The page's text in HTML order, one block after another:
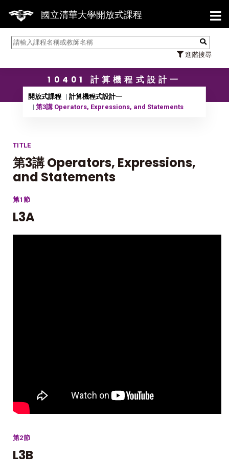
國立清華大學開放式課程
進階搜尋
【7/
10401 計算機程式設計一
開放式課程
計算機程式設計一
第3講 Operators, Expressions, and Statements
TITLE
第3講 Operators, Expressions,
and Statements
第1節
L3A
第2節
L3B